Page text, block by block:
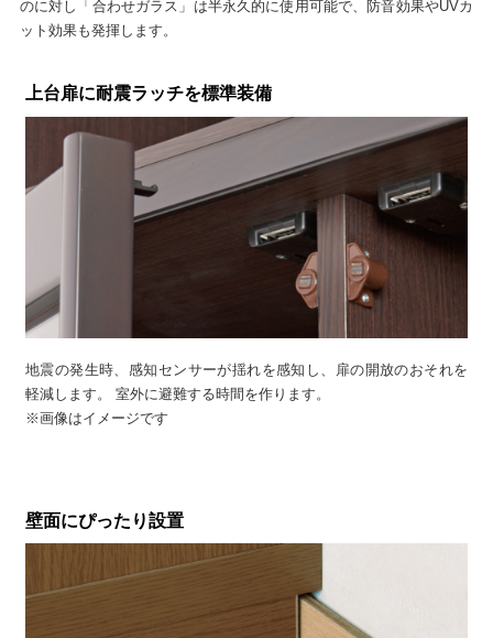
のに対し「合わせガラス」は半永久的に使用可能で、防音効果やUVカ
ット効果も発揮します。
上台扉に耐震ラッチを標準装備
地震の発生時、感知センサーが揺れを感知し、扉の開放のおそれを
軽減します。 室外に避難する時間を作ります。
※画像はイメージです
壁面にぴったり設置